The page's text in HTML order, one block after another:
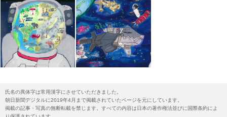
氏名の異体字は常用漢字にさせていただきました。
朝日新聞デジタルに2019年4月まで掲載されていたページを元にしています。
掲載の記事・写真の無断転載を禁じます。すべての内容は日本の著作権法並びに国際条約によ